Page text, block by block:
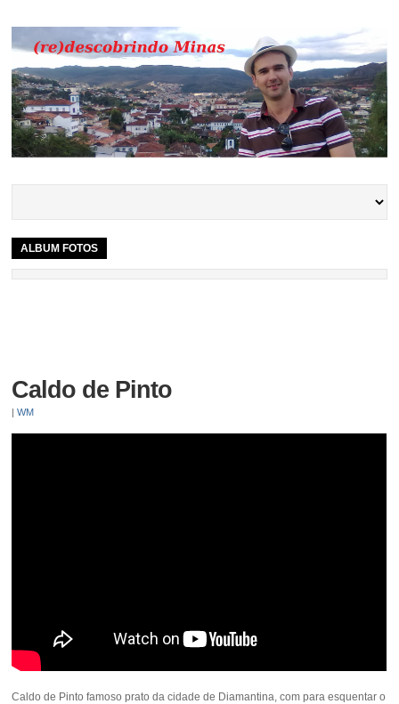
ALBUM FOTOS
Caldo de Pinto
|WM
Caldo de Pinto famoso prato da cidade de Diamantina, com para esquentar o